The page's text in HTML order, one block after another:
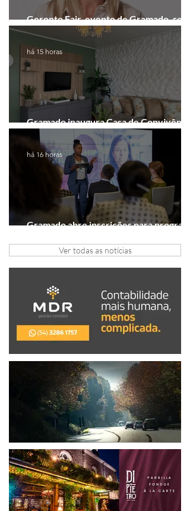
Geronto Fair, evento de Gramado, será
realizada em formato digital
Gramado inaugura Casa de Convivência
dedicada às mulheres
há 15 horas
Gramado abre inscrições para programa
há 16 horas
Ver todas as notícias